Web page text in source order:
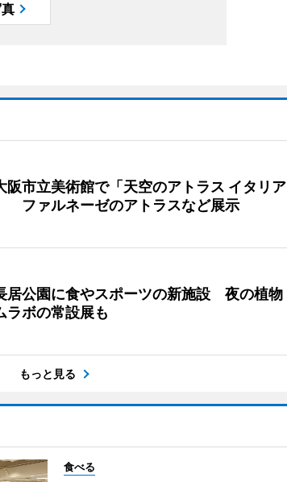
阪市立美術館で「天空のアトラス イタリア
ファルネーゼのアトラスなど展示
居公園に食やスポーツの新施設 夜の植物
ラボの常設展も
もっと見る
食べる